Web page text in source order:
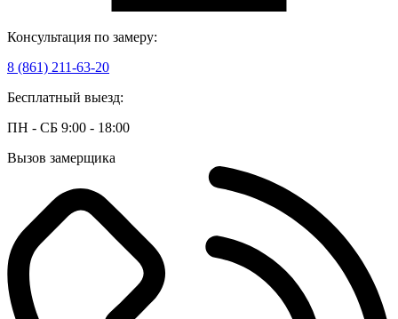
Консультация по замеру:
8 (861) 211-63-20
Бесплатный выезд:
ПН - СБ 9:00 - 18:00
Вызов замерщика